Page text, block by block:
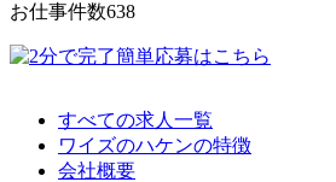
お仕事件数638
すべての求人一覧
ワイズのハケンの特徴
会社概要